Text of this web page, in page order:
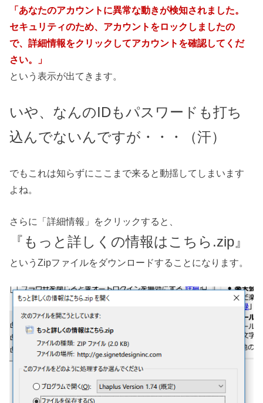
「あなたのアカウントに異常な動きが検知されました。
セキュリティのため、アカウントをロックしましたの
で、詳細情報をクリックしてアカウントを確認してくだ
さい。」
という表示が出てきます。
いや、なんのIDもパスワードも打ち
込んでないんですが・・・（汗）
でもこれは知らずにここまで来ると動揺してしまいます
よね。
さらに「詳細情報」をクリックすると、
『もっと詳しくの情報はこちら.zip』
というZipファイルをダウンロードすることになります。